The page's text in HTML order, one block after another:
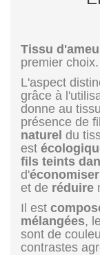
Tissu
premier choix.
L'aspect
grâce à
donne au
présence de
naturel du
est
fils teints
d'économiser
et de réduire
Il est
mélangées,
sont de
contrastes